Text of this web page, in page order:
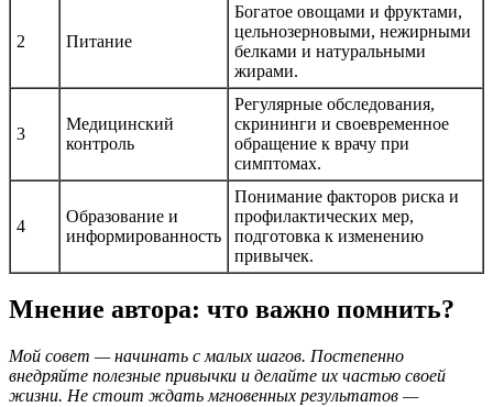
2 Питание
Богатое овощами и фруктами,
цельнозерновыми, нежирными
белками и натуральными
жирами.
3
Медицинский
контроль
Регулярные обследования,
скрининги и своевременное
обращение к врачу при
симптомах.
4
Образование и
информированность
Понимание факторов риска и
профилактических мер,
подготовка к изменению
привычек.
Мнение автора: что важно помнить?
Мой совет — начинать с малых шагов. Постепенно
внедряйте полезные привычки и делайте их частью своей
жизни. Не стоит ждать мгновенных результатов —